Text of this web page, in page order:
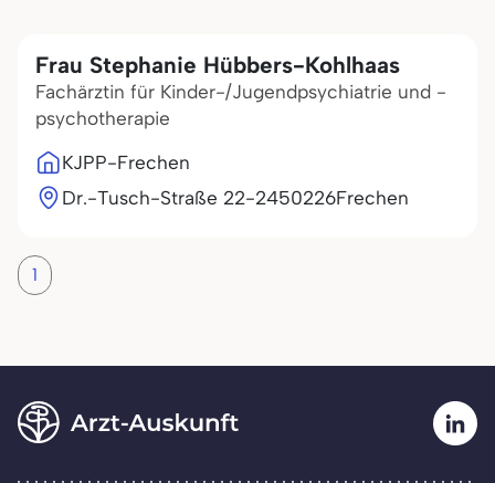
Frau Stephanie Hübbers-Kohlhaas
Fachärztin für Kinder-/Jugendpsychiatrie und -
psychotherapie
KJPP-Frechen
Dr.-Tusch-Straße 22-2450226Frechen
1